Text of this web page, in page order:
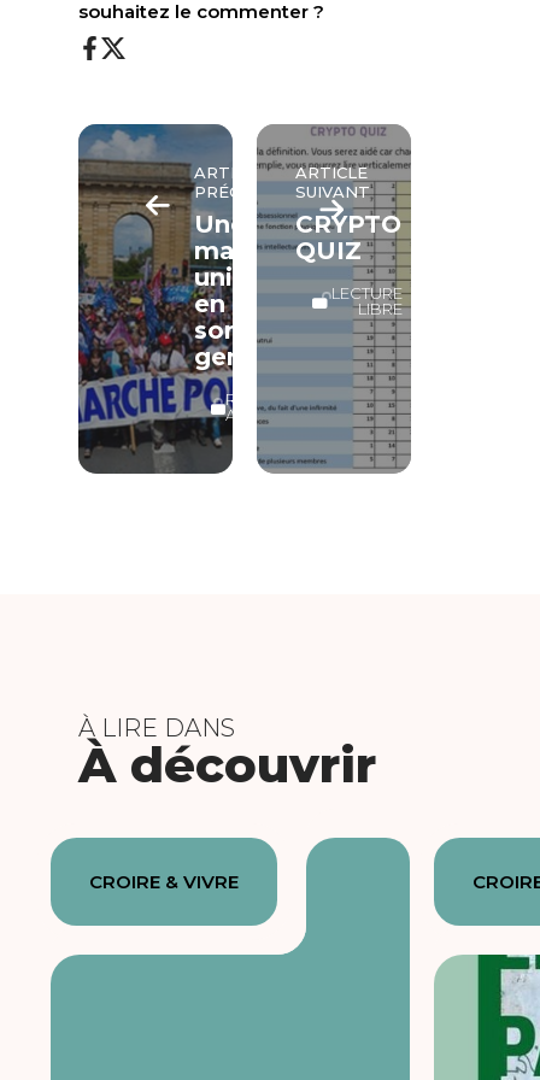
souhaitez le commenter ?
ARTICLE
PRÉCÉDENT
Une
manifestation
unique
en
son
genre
RÉSERVÉ
ABONNÉS
ARTICLE
SUIVANT
CRYPTO
QUIZ
LECTURE
LIBRE
À LIRE DANS
À découvrir
CROIRE & VIVRE